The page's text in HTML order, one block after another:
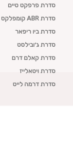
סדרת פרפקט טיים
סדרת ABR קומפלקס
סדרת ביו ריפאר
סדרת ג׳ובילסט
סדרת קאלם דרם
סדרת ויטאלייז
סדרת דרמה לייט